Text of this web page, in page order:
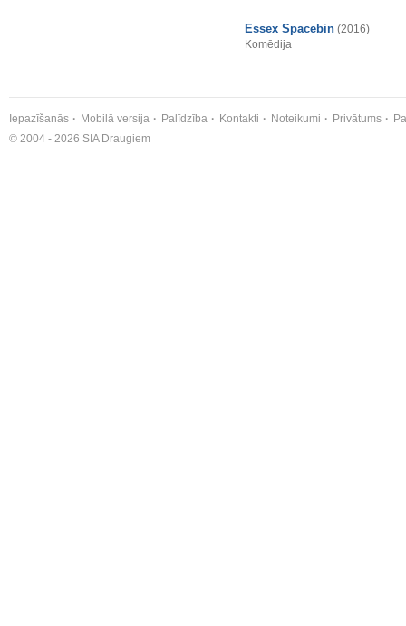
Essex Spacebin (2016)
Komēdija
Iepazīšanās Mobilā versija Palīdzība Kontakti Noteikumi Privātums
© 2004 - 2026 SIA Draugiem